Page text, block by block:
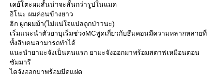
เคย์โตะผมสั้นน่าจะสั้นกว่ารูปในแมค
อิโนะ ผมค่อนข้างยาว
ฮิก ผูกผมม้า(ไม่แน่ใจแปลถูกป่าวนะ)
เริ่มแนะนำตัวยาบุเริ่มช่วงMCพูดเกี่ยวกับธีมคอนมีความหลากหลายที่
ทั้งสิบคนสามารถทำได้
นะนำยามะจังเป็นคนแรก ยามะจังออกมาพร้อมสตาฟเหมือนตอน
ซัมมารี
ไดจังออกมาพร้อมมีดแฝด